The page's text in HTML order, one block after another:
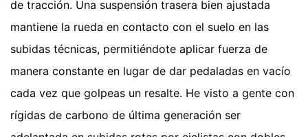
de tracción. Una suspensión trasera bien ajustada
mantiene la rueda en contacto con el suelo en las
subidas técnicas, permitiéndote aplicar fuerza de
manera constante en lugar de dar pedaladas en vacío
cada vez que golpeas un resalte. He visto a gente con
rígidas de carbono de última generación ser